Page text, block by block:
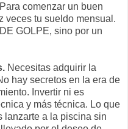
comenzar un buen
veces tu sueldo mensual.
GOLPE, sino por un
Necesitas adquirir la
hay secretos en la era de
Invertir ni es
y más técnica. Lo que
lanzarte a la piscina sin